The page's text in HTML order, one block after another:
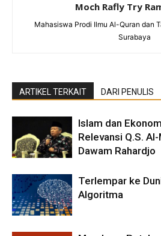
Moch Rafly Try
Mahasiswa Prodi Ilmu Al-Quran dan
Surabaya
ARTIKEL TERKAIT DARI PENULIS
Islam dan
Relevansi Q.S.
Dawam Rahardjo
Terlempar ke
Algoritma